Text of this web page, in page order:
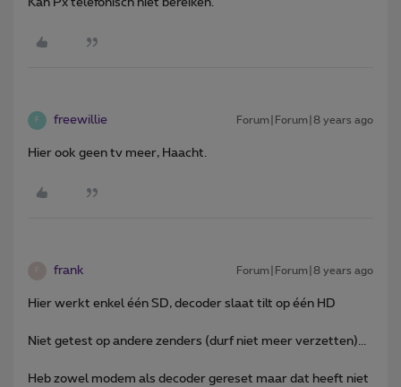
F freewillie Forum|Forum|8 years ago
Hier ook geen tv meer, Haacht.
frank Forum|Forum|8 years ago
Hier werkt enkel één SD, decoder slaat tilt op één HD
Niet getest op andere zenders (durf niet meer verzetten)...
Heb zowel modem als decoder gereset maar dat heeft niet